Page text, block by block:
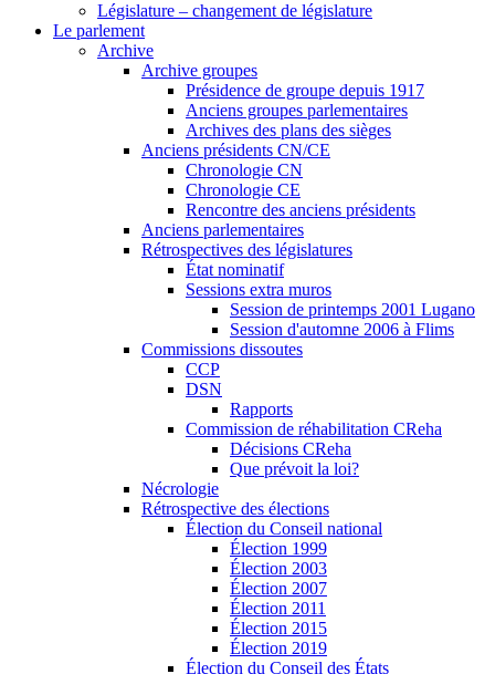
Législature – changement de législature
Le parlement
Archive
Archive groupes
Présidence de groupe depuis 1917
Anciens groupes parlementaires
Archives des plans des sièges
Anciens présidents CN/CE
Chronologie CN
Chronologie CE
Rencontre des anciens présidents
Anciens parlementaires
Rétrospectives des législatures
État nominatif
Sessions extra muros
Session de printemps 2001 Lugano
Session d'automne 2006 à Flims
Commissions dissoutes
CCP
DSN
Rapports
Commission de réhabilitation CReha
Décisions CReha
Que prévoit la loi?
Nécrologie
Rétrospective des élections
Élection du Conseil national
Élection 1999
Élection 2003
Élection 2007
Élection 2011
Élection 2015
Élection 2019
Élection du Conseil des États